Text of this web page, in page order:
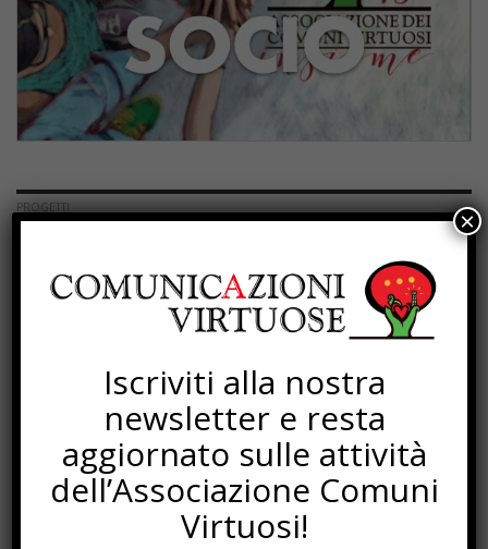
PROGETTI
Iscriviti alla nostra
newsletter e resta
aggiornato sulle attività
dell’Associazione Comuni
Virtuosi!
×